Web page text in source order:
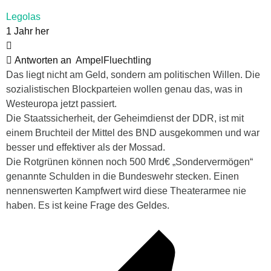
Legolas
1 Jahr her
Antworten an AmpelFluechtling
Das liegt nicht am Geld, sondern am politischen Willen. Die
sozialistischen Blockparteien wollen genau das, was in
Westeuropa jetzt passiert.
Die Staatssicherheit, der Geheimdienst der DDR, ist mit
einem Bruchteil der Mittel des BND ausgekommen und war
besser und effektiver als der Mossad.
Die Rotgrünen können noch 500 Mrd€ „Sondervermögen“
genannte Schulden in die Bundeswehr stecken. Einen
nennenswerten Kampfwert wird diese Theaterarmee nie
haben. Es ist keine Frage des Geldes.